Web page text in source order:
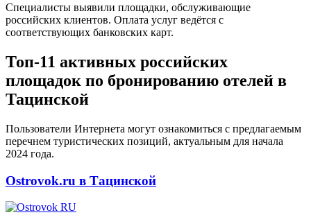
Специалисты выявили площадки, обслуживающие
российских клиентов. Оплата услуг ведётся с
соответствующих банковских карт.
Топ-11 активных российских
площадок по бронированию отелей в
Тацинской
Пользователи Интернета могут ознакомиться с предлагаемым
перечнем туристических позиций, актуальным для начала
2024 года.
Ostrovok.ru в Тацинской